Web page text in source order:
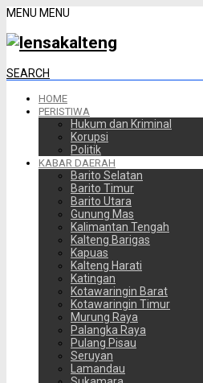
MENU MENU
SEARCH
HOME
PERISTIWA
Hukum dan Kriminal
Korupsi
Politik
KABAR DAERAH
Barito Selatan
Barito Timur
Barito Utara
Gunung Mas
Kalimantan Tengah
Kalteng Barigas
Kapuas
Kalteng Harati
Katingan
Kotawaringin Barat
Kotawaringin Timur
Murung Raya
Palangka Raya
Pulang Pisau
Seruyan
Lamandau